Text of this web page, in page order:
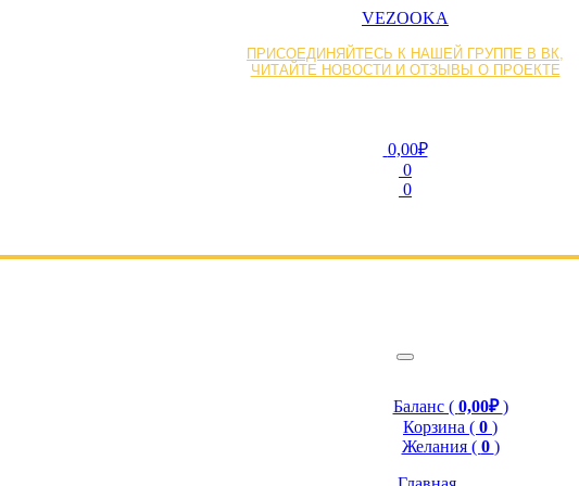
VEZOOKA
ПРИСОЕДИНЯЙТЕСЬ К НАШЕЙ ГРУППЕ В ВК,
ЧИТАЙТЕ НОВОСТИ И ОТЗЫВЫ О ПРОЕКТЕ
0,00₽
0
0
Баланс ( 0,00₽)
Корзина ( 0 )
Желания ( 0 )